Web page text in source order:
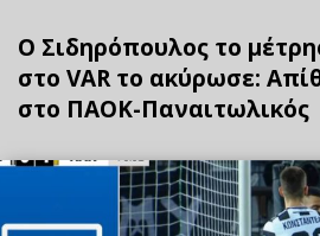
Ο Σιδηρόπουλος το
στο VAR το ακύρωσε:
στο ΠΑΟΚ-Παναιτωλικός